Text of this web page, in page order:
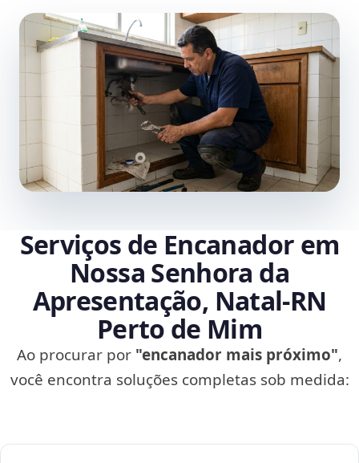
Serviços de Encanador em
Nossa Senhora da
Apresentação, Natal‑RN
Perto de Mim
Ao procurar por "encanador mais próximo",
você encontra soluções completas sob medida: